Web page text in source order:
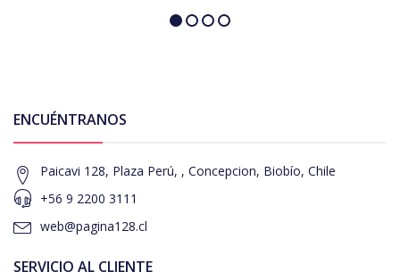
ENCUÉNTRANOS
Paicavi 128, Plaza Perú, , Concepcion, Biobío, Chile
+56 9 2200 3111
web@pagina128.cl
SERVICIO AL CLIENTE